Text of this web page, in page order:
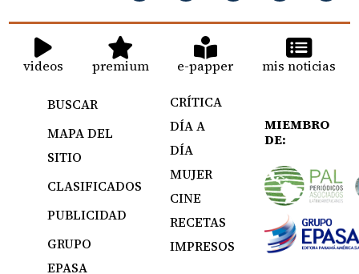
videos premium e-papper mis noticias
BUSCAR
MAPA DEL
SITIO
CLASIFICADOS
PUBLICIDAD
GRUPO
EPASA
CRÍTICA
DÍA A
DÍA
MUJER
CINE
RECETAS
IMPRESOS
MIEMBRO
DE: